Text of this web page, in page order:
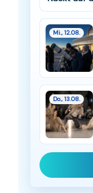
Mi., 12.08.
Do., 13.08.